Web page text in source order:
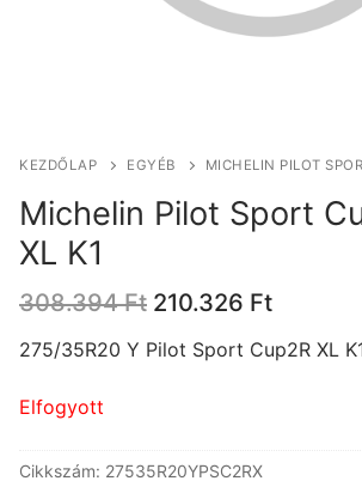
KEZDŐLAP EGYÉB MICHELIN PILOT
Michelin Pilot Sport
XL K1
308.394Ft Original
was:
210.326 FtCurrent
is:
275/35R20 Y Pilot Sport Cup2R XL
Elfogyott
Cikkszám: 27535R20YPSC2RX